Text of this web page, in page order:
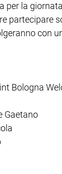
per la
partecipare
con
Bologna
Gaetano